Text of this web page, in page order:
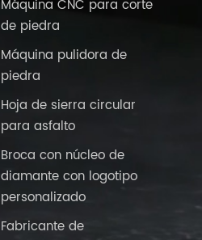
Máquina CNC para corte
de piedra
Máquina pulidora de
piedra
Hoja de sierra circular
para asfalto
Broca con núcleo de
diamante con logotipo
personalizado
Fabricante de